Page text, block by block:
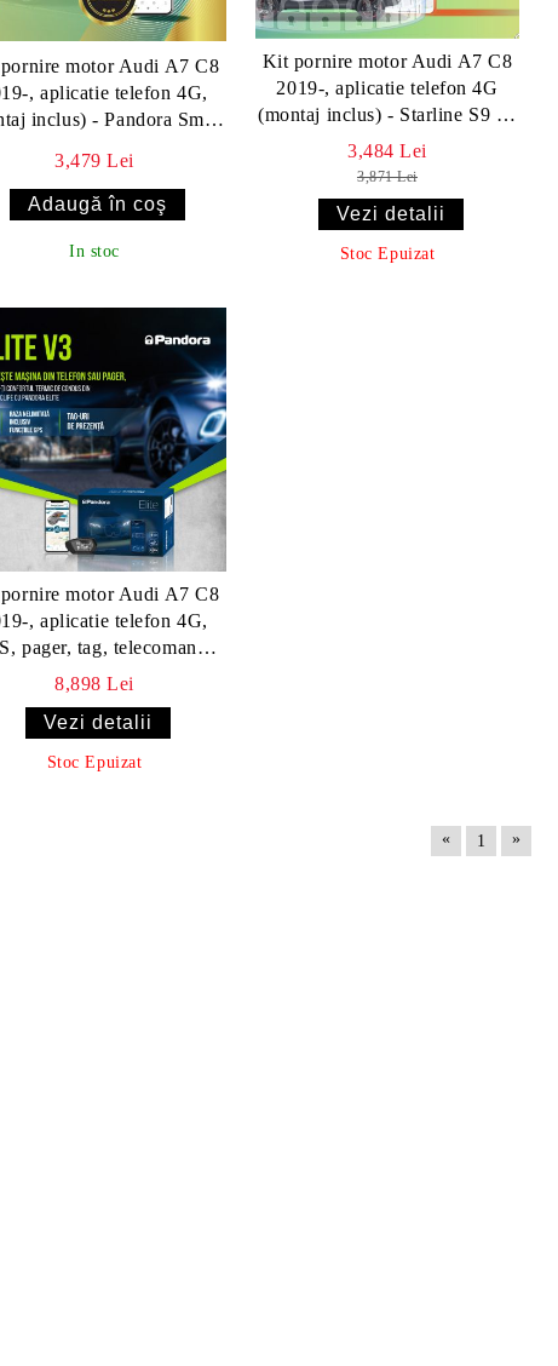
motor Audi A7 C8
, aplicatie telefon 4G,
inclus) - Pandora Smart
3,479 Lei
In stoc
Kit pornire motor Audi A7 C8
2019-, aplicatie telefon 4G
(montaj inclus) - Starline S9 v2
4G
3,484 Lei
3,871 Lei
Vezi detalii
Stoc Epuizat
motor Audi A7 C8
, aplicatie telefon 4G,
pager, tag, telecomanda
(montaj inclus) - Pandora
8,898 Lei
Vezi detalii
Stoc Epuizat
« 1 »